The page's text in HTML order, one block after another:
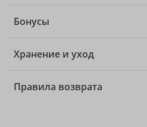
Бонусы
Хранение и уход
Правила возврата